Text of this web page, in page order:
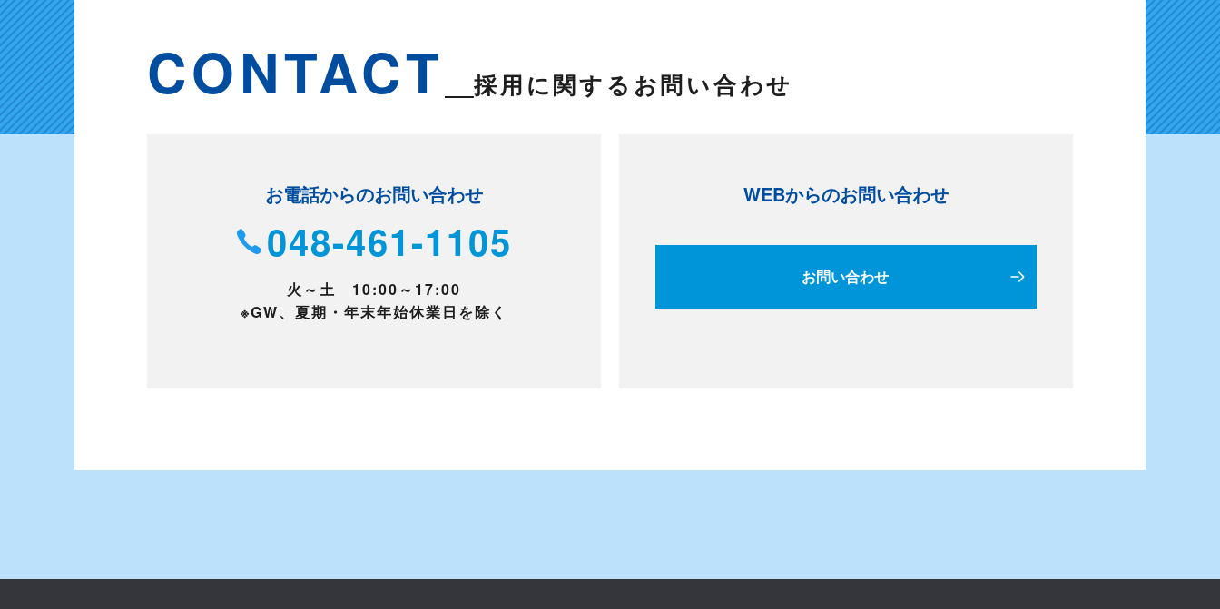
CONTACT 採用に関する お問い合わせ
お電話からのお問い合わせ
048-461-1105
火～土 10:00～17:00
※GW、夏期・年末年始休業日を除く
WEBからのお問い合わせ
お問い合わせ